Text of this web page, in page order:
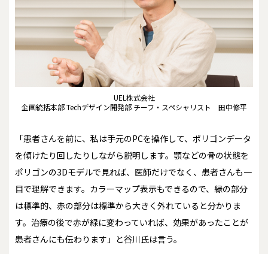
UEL株式会社
企画統括本部 Techデザイン開発部 チーフ・スペシャリスト 田中修平
「患者さんを前に、私は手元のPCを操作して、ポリゴンデータ
を傾けたり回したりしながら説明します。顎などの骨の状態を
ポリゴンの3Dモデルで見れば、医師だけでなく、患者さんも一
目で理解できます。カラーマップ表示もできるので、緑の部分
は標準的、赤の部分は標準から大きく外れていると分かりま
す。治療の後で赤が緑に変わっていれば、効果があったことが
患者さんにも伝わります」と谷川氏は言う。